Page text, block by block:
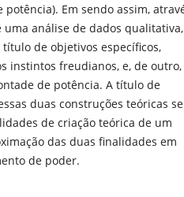
Em sendo assim,
análise de dados qualitativa,
de objetivos específicos,
instintos freudianos, e, de outro,
de potência. A título de
duas construções teóricas se
de criação teórica de um
das duas finalidades em
de poder.